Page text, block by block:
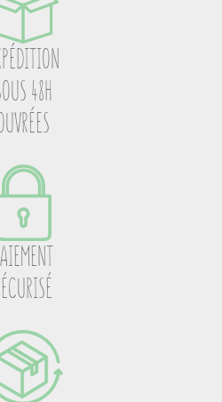
48H